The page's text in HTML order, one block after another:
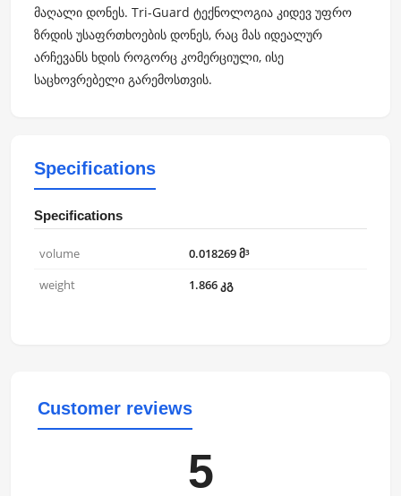
მაღალი დონეს. Tri-Guard ტექნოლოგია კიდევ უფრო
ზრდის უსაფრთხოების დონეს, რაც მას იდეალურ
არჩევანს ხდის როგორც კომერციული, ისე
საცხოვრებელი გარემოსთვის.
Specifications
Specifications
volume
0.018269 მ³
weight
1.866 კგ
Customer reviews
5